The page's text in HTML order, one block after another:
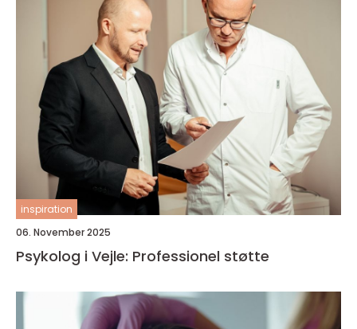
inspiration
06. November 2025
Psykolog i Vejle: Professionel støtte